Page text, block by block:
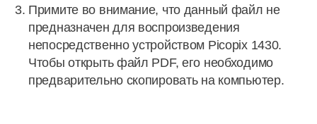
Примите во внимание, что данный файл не
предназначен для воспроизведения
непосредственно устройством Picopix 1430.
Чтобы открыть файл PDF, его необходимо
предварительно скопировать на компьютер.